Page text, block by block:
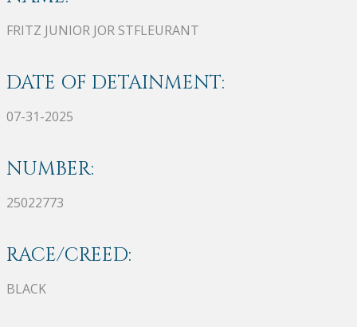
FRITZ JUNIOR JOR STFLEURANT
DATE OF DETAINMENT:
07-31-2025
NUMBER:
25022773
RACE/CREED:
BLACK